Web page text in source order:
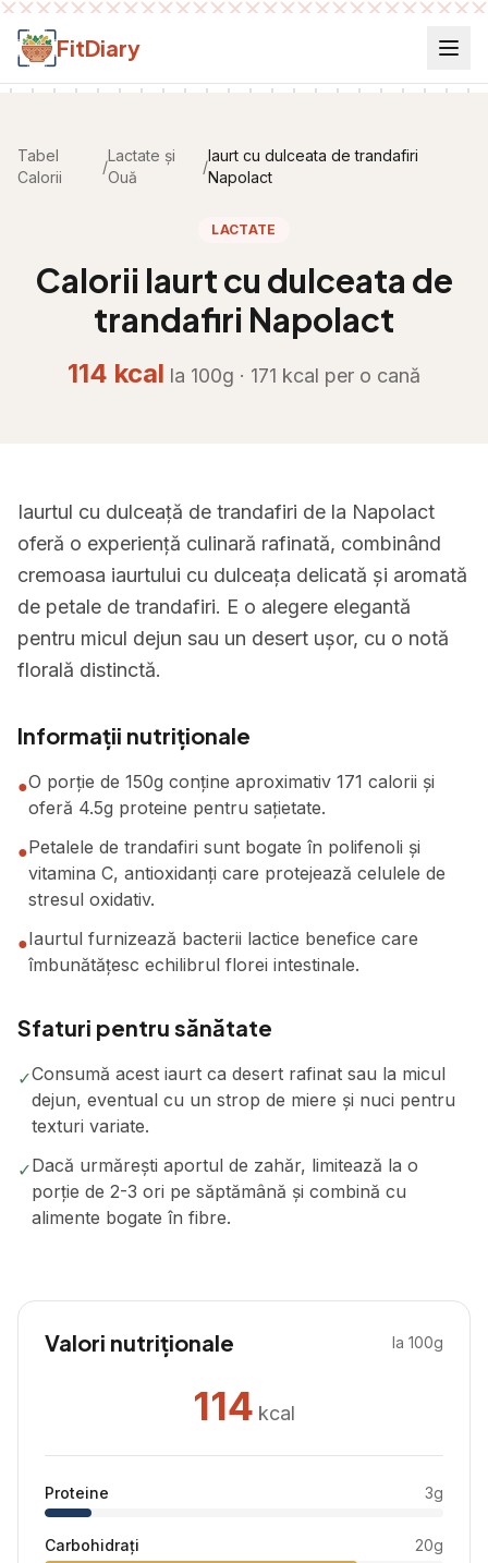
Salt la conținut
FitDiary
Tabel
Calorii
/
Lactate și
Ouă
/
Iaurt cu dulceata de trandafiri
Napolact
LACTATE
Calorii Iaurt cu dulceata de
trandafiri Napolact
114 kcal la 100g · 171 kcal per o cană
Iaurtul cu dulceață de trandafiri de la Napolact
oferă o experiență culinară rafinată, combinând
cremoasa iaurtului cu dulceața delicată și aromată
de petale de trandafiri. E o alegere elegantă
pentru micul dejun sau un desert ușor, cu o notă
florală distinctă.
Informații nutriționale
●O porție de 150g conține aproximativ 171 calorii și
oferă 4.5g proteine pentru sațietate.
●Petalele de trandafiri sunt bogate în polifenoli și
vitamina C, antioxidanți care protejează celulele de
stresul oxidativ.
●Iaurtul furnizează bacterii lactice benefice care
îmbunătățesc echilibrul florei intestinale.
Sfaturi pentru sănătate
✓Consumă acest iaurt ca desert rafinat sau la micul
dejun, eventual cu un strop de miere și nuci pentru
texturi variate.
✓Dacă urmărești aportul de zahăr, limitează la o
porție de 2-3 ori pe săptămână și combină cu
alimente bogate în fibre.
Valori nutriționale la 100g
114 kcal
Proteine 3g
Carbohidrați 20g